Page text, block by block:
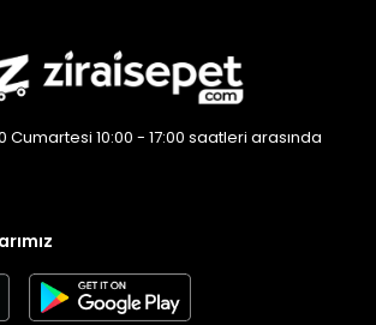
Cumartesi 10:00 - 17:00 saatleri arasında